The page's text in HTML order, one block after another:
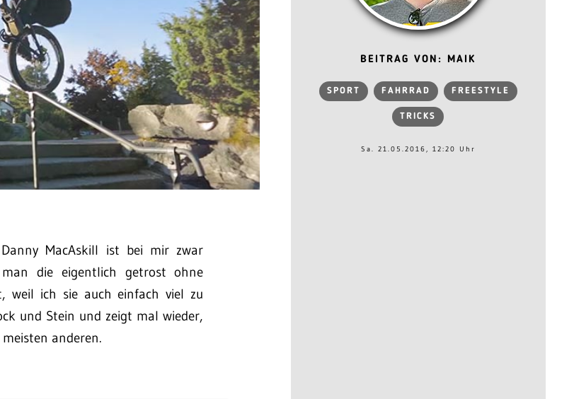
MacAskill ist bei mir zwar
die eigentlich getrost ohne
weil ich sie auch einfach viel zu
und Stein und zeigt mal wieder,
anderen.
BEITRAG VON: MAIK
SPORT FAHRRAD FREESTYLE
TRICKS
Sa. 21.05.2016, 12:20 Uhr